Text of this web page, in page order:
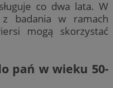
co dwa lata. W
badania w ramach
mogą skorzystać
pań w wieku 50-